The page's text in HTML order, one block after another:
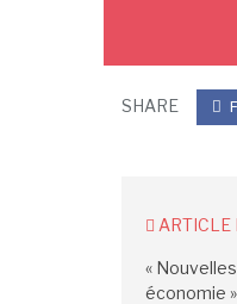
SHARE
ARTICLE
«
économie